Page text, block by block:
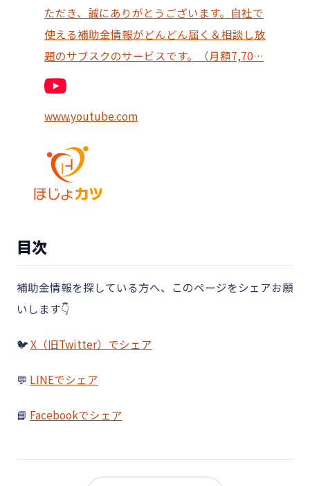
ただき、誠にありがとうございます。自社で
使える補助金情報がどんどん届く＆相談し放
題のサブスクのサービスです。（月額7,70…
www.youtube.com
目次
補助金情報を探している方へ、このページをシェアお願
いします👇
🐦X（旧Twitter）でシェア
💬 LINEでシェア
📘 Facebookでシェア